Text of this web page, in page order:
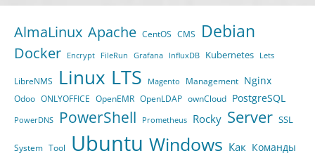
AlmaLinux Apache CentOS CMS Debian
Docker Encrypt FileRun Grafana InfluxDB Kubernetes Lets
LibreNMS Linux LTS Magento Management Nginx
Odoo ONLYOFFICE OpenEMR OpenLDAP ownCloud PostgreSQL
PowerDNS PowerShell Prometheus Rocky Server SSL
System Tool Ubuntu Windows Как Команды